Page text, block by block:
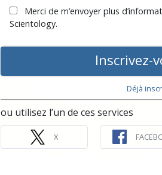
Merci de m’envoyer plus
Scientology.
Inscrivez-
Déjà
ou utilisez l’un de ces services
X